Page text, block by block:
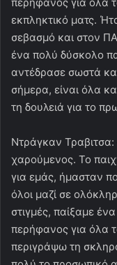
εκπληκτικό ματς.
σεβασμό και στον
ένα πολύ δύσκολο
αντέδρασε σωστά
σήμερα, είναι όλα
τη δουλειά για το
Ντράγκαν Τραβιτσα:
χαρούμενος. Το
για εμάς, ήμασταν
όλοι μαζί σε
στιγμές, παίξαμε
περήφανος για όλα
περιγράψω τη